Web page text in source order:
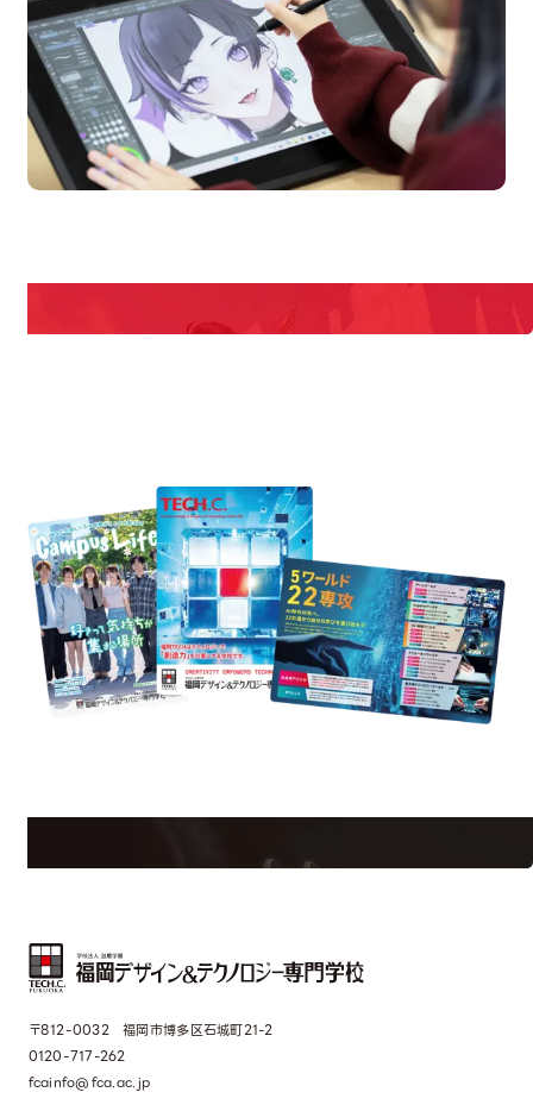
Campus
Information
〒812-0032 福岡市博多区石城町21-2
0120-717-262
fcainfo@fca.ac.jp